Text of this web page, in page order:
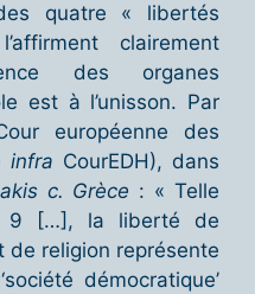
quatre « libertés
clairement
des organes
est à l’unisson. Par
européenne des
infra CourEDH), dans
c. Grèce : « Telle
9 […], la liberté de
de religion représente
démocratique’